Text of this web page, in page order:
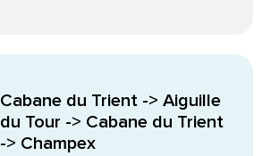
Cabane du Trient -> Aiguille
du Tour -> Cabane du Trient
-> Champex